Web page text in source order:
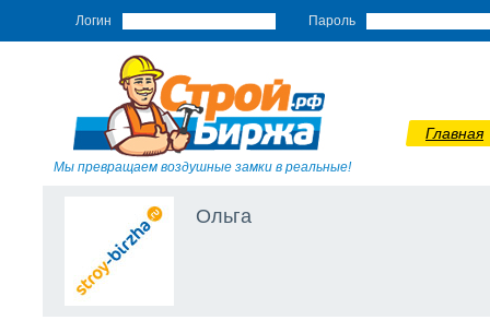
Логин Пароль
Мы превращаем воздушные замки в реальные!
Главная
Ольга